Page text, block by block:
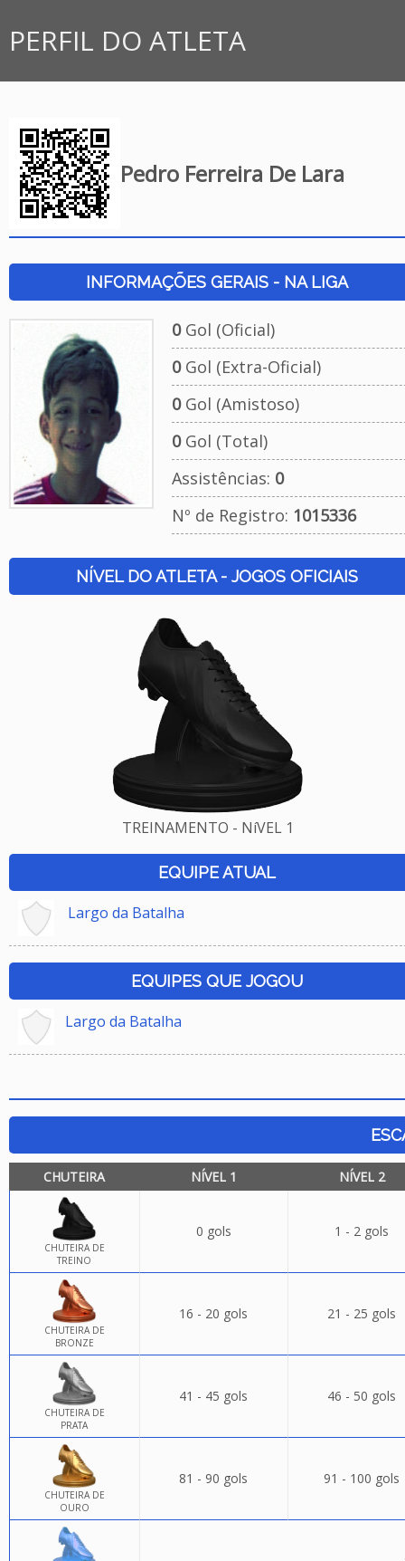
PERFIL DO ATLETA
Pedro Ferreira De Lara
INFORMAÇÕES GERAIS - NA LIGA
0Gol (Oficial)
0Gol (Extra-Oficial)
0Gol (Amistoso)
0Gol (Total)
Assistências: 0
Nº de Registro: 1015336
NÍVEL DO ATLETA - JOGOS OFICIAIS
TREINAMENTO - NíVEL 1
EQUIPE ATUAL
Largo da Batalha
EQUIPES QUE JOGOU
Largo da Batalha
CHUTEIRA NÍVEL 1 NÍVEL 2
CHUTEIRA DE
TREINO
0 gols 1 - 2 gols
CHUTEIRA DE
BRONZE
16 - 20 gols 21 - 25 gols
CHUTEIRA DE
PRATA
41 - 45 gols 46 - 50 gols
CHUTEIRA DE
OURO
81 - 90 gols 91 - 100 gols